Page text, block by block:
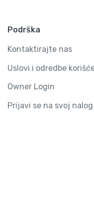
Podrška
Kontaktirajte nas
Uslovi i odredbe
Owner Login
Prijavi se na svoj nalog